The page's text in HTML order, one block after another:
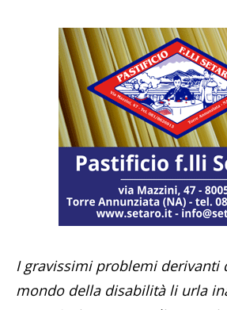
I gravissimi problemi derivanti
mondo della disabilità li urla